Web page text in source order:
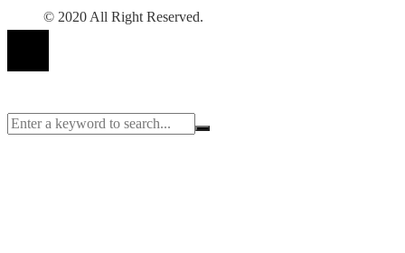
© 2020 All Right Reserved.